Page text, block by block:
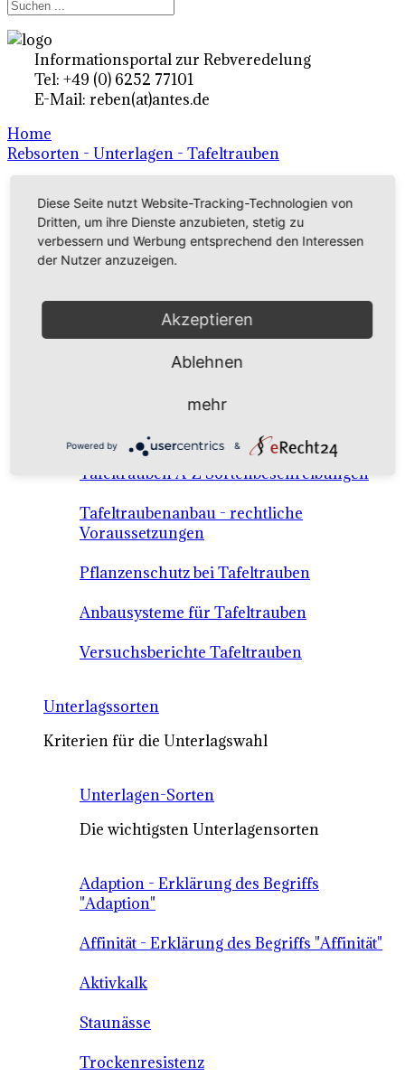
Informationsportal zur Rebveredelung
Tel: +49 (0) 6252 77101
E-Mail: reben(at)antes.de
Home
Rebsorten - Unterlagen - Tafeltrauben
Ertragsrebsorten A-Z
in Deutschland
Rebsorten international
Tafeltrauben A-Z Sortenbeschreibungen
Tafeltraubenanbau - rechtliche
Voraussetzungen
Pflanzenschutz bei Tafeltrauben
Anbausysteme für Tafeltrauben
Versuchsberichte Tafeltrauben
Unterlagssorten
Kriterien für die Unterlagswahl
Unterlagen-Sorten
Die wichtigsten Unterlagensorten
Adaption - Erklärung des Begriffs
"Adaption"
Affinität - Erklärung des Begriffs "Affinität"
Aktivkalk
Staunässe
Trockenresistenz
Diese Seite nutzt Website-Tracking-Technologien von
Dritten, um ihre Dienste anzubieten, stetig zu
verbessern und Werbung entsprechend den Interessen
der Nutzer anzuzeigen.
Akzeptieren
Ablehnen
mehr
Powered by &